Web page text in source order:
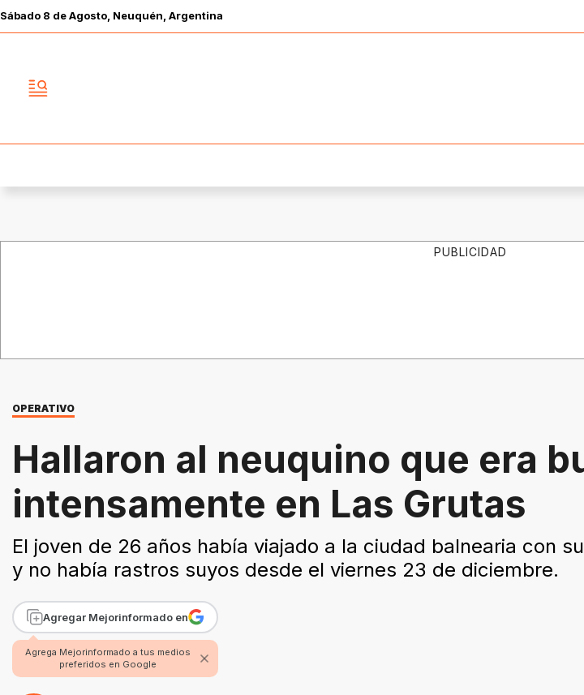
Sábado 8 deAgosto , Neuquén, Argentina
PUBLICIDAD
OPERATIVO
Hallaron al neuquino que era
intensamente en Las Grutas
El joven de 26 años había viajado a la ciudad balnearia con
y no había rastros suyos desde el viernes 23 de diciembre.
Agregar Mejorinformado en
Agrega Mejorinformado a tus medios
preferidos en Google